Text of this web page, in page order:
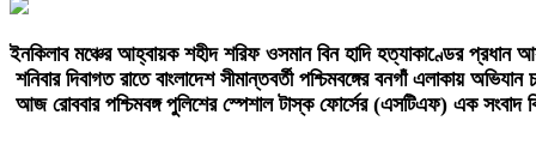
ইনকিলাব মঞ্চের আহ্বায়ক শহীদ শরিফ ওসমান বিন হাদি হত্যাকাণ্ডের
শনিবার দিবাগত রাতে বাংলাদেশ সীমান্তবর্তী পশ্চিমবঙ্গের বনগাঁ এলাকায়
আজ রোববার পশ্চিমবঙ্গ পুলিশের স্পেশাল টাস্ক ফোর্সের (এসটিএফ) এক সংবাদ